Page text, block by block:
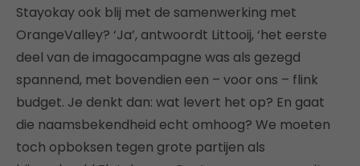
Stayokay ook blij met de samenwerking met
OrangeValley? ‘Ja’, antwoordt Littooij, ‘het eerste
deel van de imagocampagne was als gezegd
spannend, met bovendien een – voor ons – flink
budget. Je denkt dan: wat levert het op? En gaat
die naamsbekendheid echt omhoog? We moeten
toch opboksen tegen grote partijen als